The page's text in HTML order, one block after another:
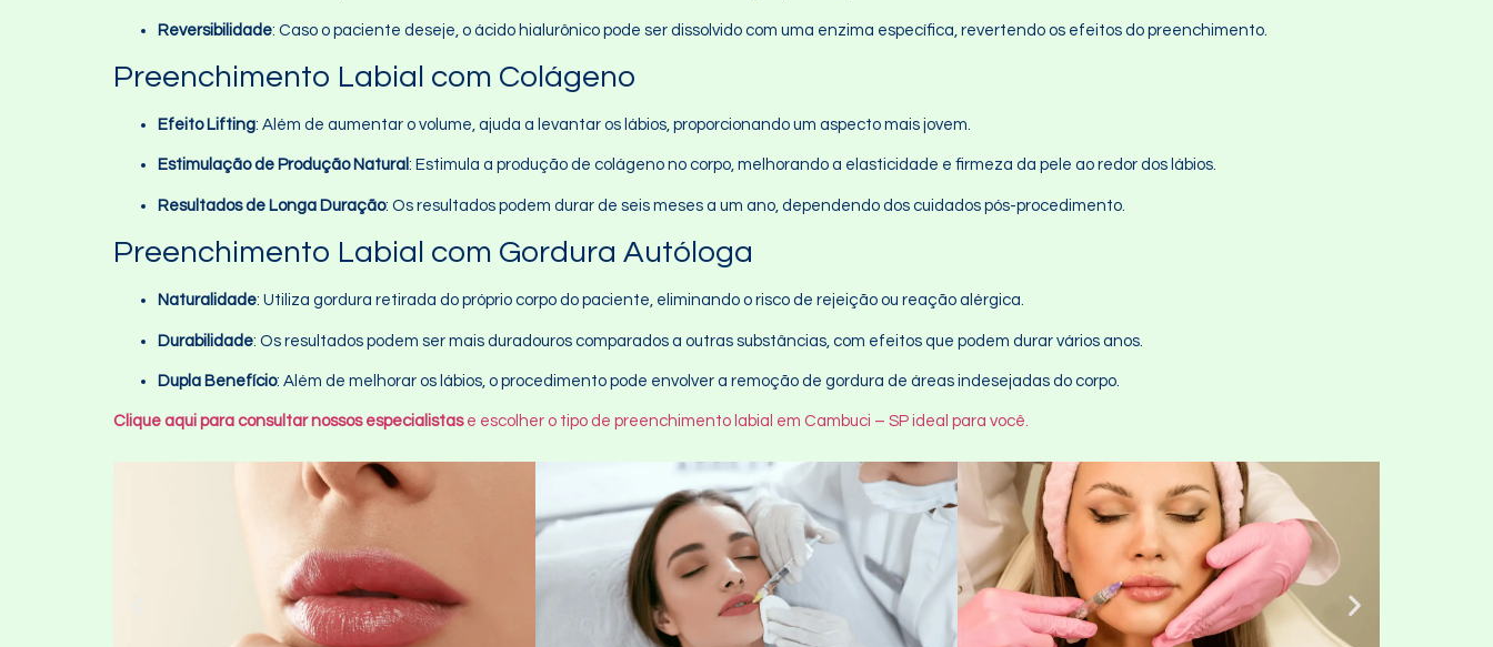
Reversibilidade: Caso o paciente deseje, o ácido hialurônico pode ser dissolvido com uma enzima específica, revertendo os efeitos do preenchimento.
Preenchimento Labial com Colágeno
Efeito Lifting: Além de aumentar o volume, ajuda a levantar os lábios, proporcionando um aspecto mais jovem.
Estimulação de Produção Natural : Estimula a produção de colágeno no corpo, melhorando a elasticidade e firmeza da pele ao redor dos lábios.
Resultados de Longa Duração: Os resultados podem durar de seis meses a um ano, dependendo dos cuidados pós-procedimento.
Preenchimento Labial com Gordura Autóloga
Naturalidade: Utiliza gordura retirada do próprio corpo do paciente, eliminando o risco de rejeição ou reação alérgica.
Durabilidade: Os resultados podem ser mais duradouros comparados a outras substâncias, com efeitos que podem durar vários anos.
Dupla Benefício: Além de melhorar os lábios, o procedimento pode envolver a remoção de gordura de áreas indesejadas do corpo.
Clique aqui para consultar nossos especialistase escolher o tipo de preenchimento labial em Cambuci – SP ideal para você.